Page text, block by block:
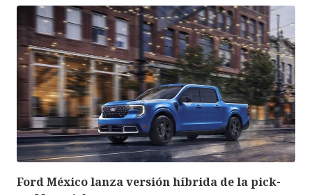
Ford México lanza versión híbrida de la pick-